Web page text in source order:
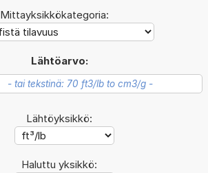
Mittayksikkökategoria:
Lähtöarvo:
Lähtöyksikkö:
Haluttu yksikkö: